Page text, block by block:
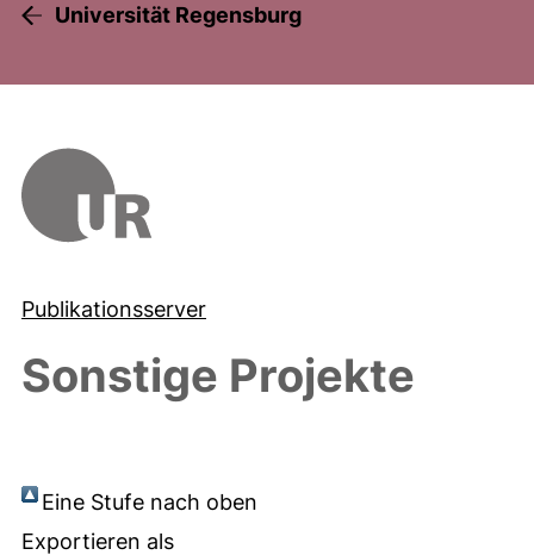
Universität Regensburg
Publikationsserver
Sonstige Projekte
Eine Stufe nach oben
Exportieren als